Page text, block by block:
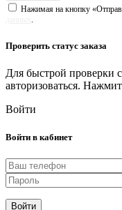
Нажимая на кнопку
.
Проверить статус заказа
Для быстрой проверки
авторизоваться.
Войти
Войти в кабинет
Войти